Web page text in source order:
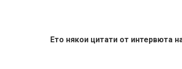
Ето някои цитати от интервюта